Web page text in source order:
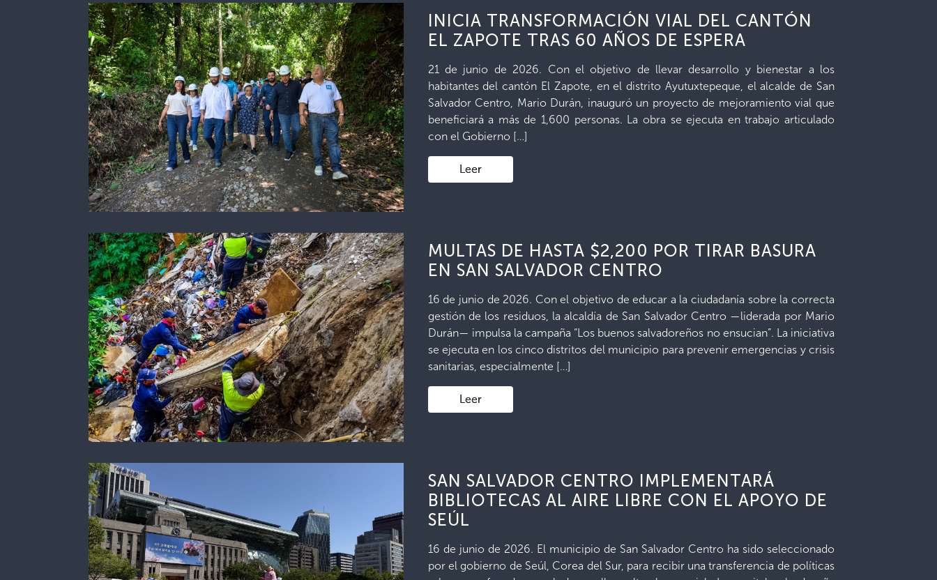
INICIA TRANSFORMACIÓN VIAL DEL CANTÓN
EL ZAPOTE TRAS 60 AÑOS DE ESPERA
21 de junio de 2026. Con el objetivo de llevar desarrollo y bienestar a los
habitantes del cantón El Zapote, en el distrito Ayutuxtepeque, el alcalde de San
Salvador Centro, Mario Durán, inauguró un proyecto de mejoramiento vial que
beneficiará a más de 1,600 personas. La obra se ejecuta en trabajo articulado
con el Gobierno […]
Leer
MULTAS DE HASTA $2,200 POR TIRAR BASURA
EN SAN SALVADOR CENTRO
16 de junio de 2026. Con el objetivo de educar a la ciudadanía sobre la correcta
gestión de los residuos, la alcaldía de San Salvador Centro —liderada por Mario
Durán— impulsa la campaña “Los buenos salvadoreños no ensucian”. La iniciativa
se ejecuta en los cinco distritos del municipio para prevenir emergencias y crisis
sanitarias, especialmente […]
Leer
SAN SALVADOR CENTRO IMPLEMENTARÁ
BIBLIOTECAS AL AIRE LIBRE CON EL APOYO DE
SEÚL
16 de junio de 2026. El municipio de San Salvador Centro ha sido seleccionado
por el gobierno de Seúl, Corea del Sur, para recibir una transferencia de políticas